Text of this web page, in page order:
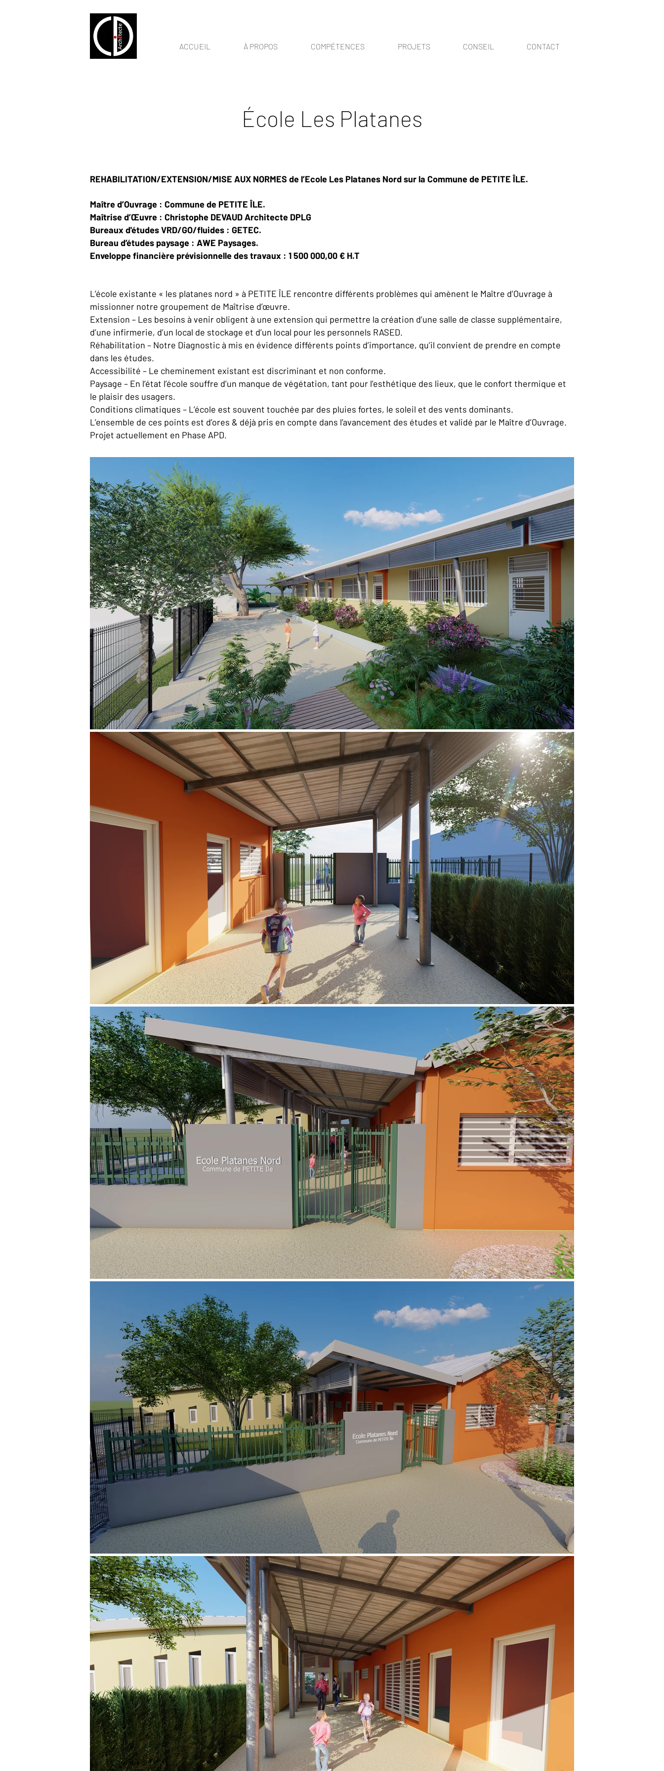
ACCUEIL À PROPOS COMPÉTENCES PROJETS CONSEIL CONTACT
École Les Platanes
REHABILITATION/EXTENSION/MISE AUX NORMES de l’Ecole Les Platanes Nord sur la Commune de PETITE ÎLE.
Maître d’Ouvrage : Commune de PETITE ÎLE.
Maîtrise d’Œuvre : Christophe DEVAUD Architecte DPLG
Bureaux d'études VRD/GO/fluides : GETEC.
Bureau d’études paysage : AWE Paysages.
Enveloppe financière prévisionnelle des travaux : 1 500 000,00 € H.T
L’école existante « les platanes nord » à PETITE ÎLE rencontre différents problèmes qui amènent le Maître d’Ouvrage à
missionner notre groupement de Maîtrise d’œuvre.
Extension – Les besoins à venir obligent à une extension qui permettre la création d’une salle de classe supplémentaire,
d’une infirmerie, d’un local de stockage et d’un local pour les personnels RASED.
Réhabilitation – Notre Diagnostic à mis en évidence différents points d’importance, qu’il convient de prendre en compte
dans les études.
Accessibilité – Le cheminement existant est discriminant et non conforme.
Paysage – En l’état l’école souffre d’un manque de végétation, tant pour l’esthétique des lieux, que le confort thermique et
le plaisir des usagers.
Conditions climatiques – L’école est souvent touchée par des pluies fortes, le soleil et des vents dominants.
L’ensemble de ces points est d’ores & déjà pris en compte dans l’avancement des études et validé par le Maître d’Ouvrage.
Projet actuellement en Phase APD.